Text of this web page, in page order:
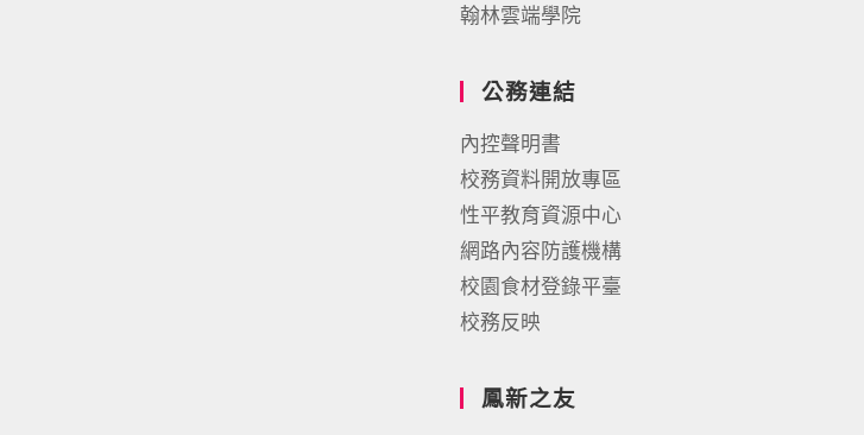
翰林雲端學院
公務連結
內控聲明書
校務資料開放專區
性平教育資源中心
網路內容防護機構
校園食材登錄平臺
校務反映
鳳新之友